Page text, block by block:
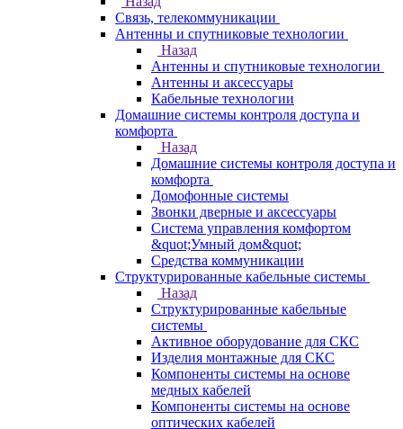
Связь, телекоммуникации
Антенны и спутниковые технологии
Назад
Антенны и спутниковые технологии
Антенны и аксессуары
Кабельные технологии
Домашние системы контроля доступа и
комфорта
Назад
Домашние системы контроля доступа и
комфорта
Домофонные системы
Звонки дверные и аксессуары
Система управления комфортом
&quot;Умный дом&quot;
Средства коммуникации
Структурированные кабельные системы
Назад
Структурированные кабельные
системы
Активное оборудование для СКС
Изделия монтажные для СКС
Компоненты системы на основе
медных кабелей
Компоненты системы на основе
оптических кабелей